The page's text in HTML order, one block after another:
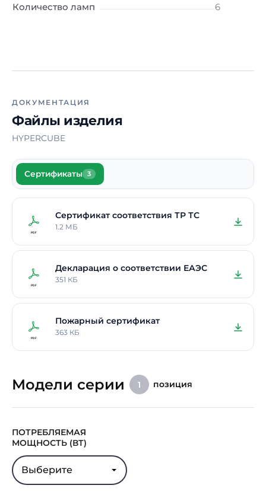
Количество ламп 6
ДОКУМЕНТАЦИЯ
Файлы изделия
HYPERCUBE
Сертификаты 3
Сертификат соответствия ТР ТС
1.2 МБ
Декларация о соответствии ЕАЭС
351 КБ
Пожарный сертификат
363 КБ
Модели серии 1 позиция
ПОТРЕБЛЯЕМАЯ
МОЩНОСТЬ (ВТ)
Выберите